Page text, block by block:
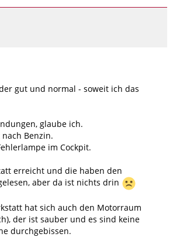
gut und normal - soweit ich das
glaube ich.
Benzin.
im Cockpit.
erreicht und die haben den
aber da ist nichts drin
hat sich auch den Motorraum
der ist sauber und es sind keine
durchgebissen.